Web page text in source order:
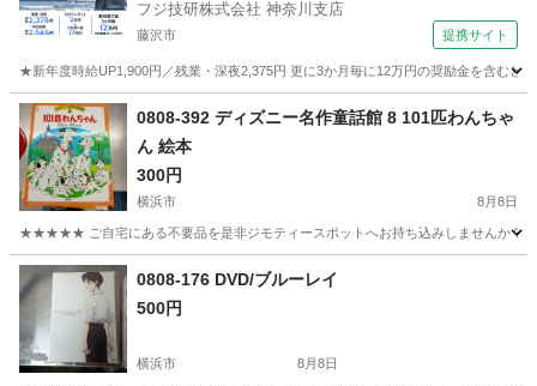
フジ技研株式会社 神奈川支店
藤沢市 提携サイト
★新年度時給UP1,900円／残業・深夜2,375円 更に3か月毎に12万円の奨励金を含む
神奈川 藤沢市 0808-392 ディズニー名作童話館 8 101匹わんちゃ
ん 絵本
300円
横浜市 8月8日
★★★★★ ご自宅にある不要品を是非ジモティースポットへお持ち込みしませんか？
神奈川 横浜市 0808-176 DVD/ブルーレイ
500円
横浜市 8月8日